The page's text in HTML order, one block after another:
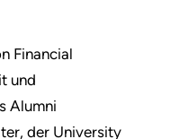
Financial
und
Alumni
der University